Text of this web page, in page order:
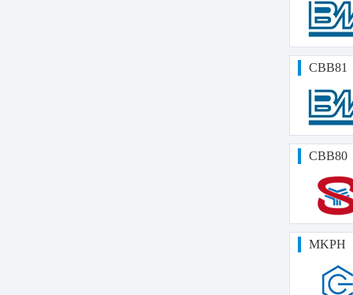
CBB81
CBB80
MKPH